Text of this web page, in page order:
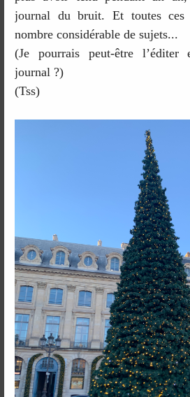
journal du bruit. Et toutes ces
nombre considérable de sujets...
(Je pourrais peut-être
journal ?)
(Tss)